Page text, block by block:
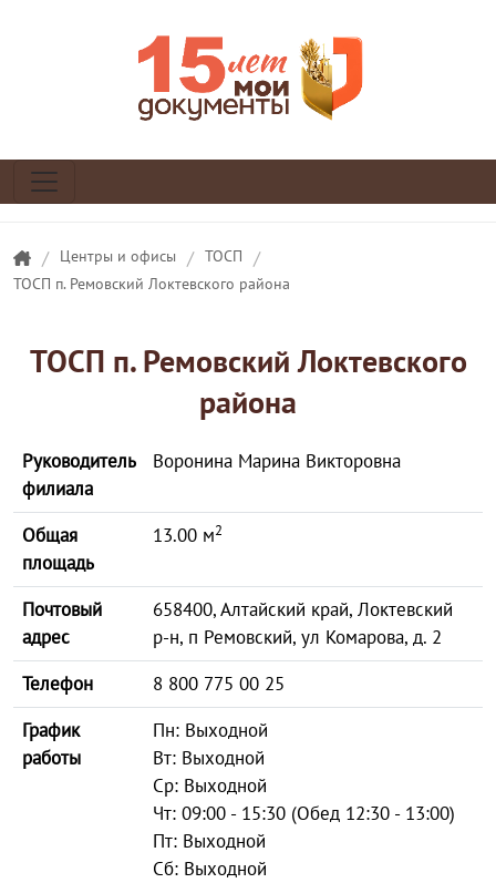
/ Центры и офисы / ТОСП /
ТОСП п. Ремовский Локтевского района
ТОСП п. Ремовский Локтевского
района
Руководитель
филиала
Воронина Марина Викторовна
Общая
площадь
13.00 м2
Почтовый
адрес
658400, Алтайский край, Локтевский
р-н, п Ремовский, ул Комарова, д. 2
Телефон
8 800 775 00 25
График
работы
Пн: Выходной
Вт: Выходной
Ср: Выходной
Чт: 09:00 - 15:30 (Обед 12:30 - 13:00)
Пт: Выходной
Сб: Выходной